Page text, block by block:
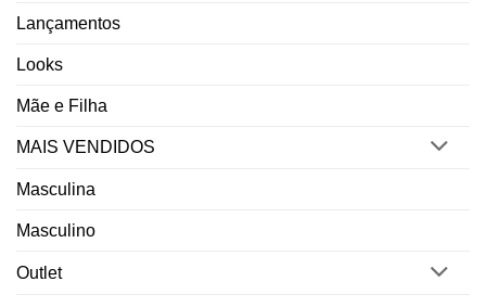
Lançamentos
Looks
Mãe e Filha
MAIS VENDIDOS
Masculina
Masculino
Outlet